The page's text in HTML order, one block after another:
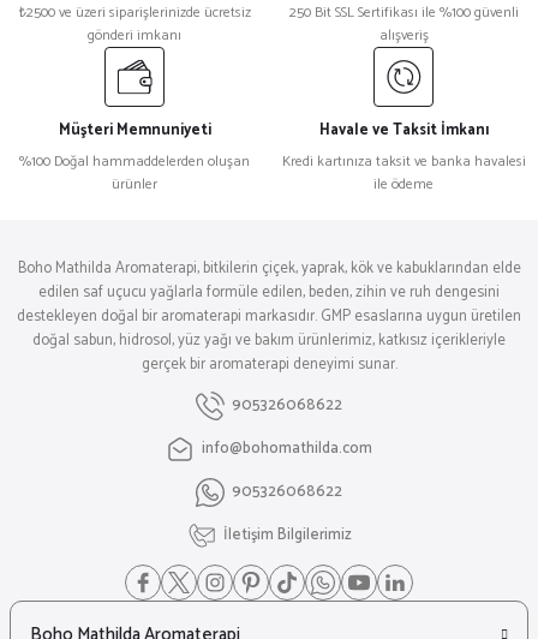
₺2500 ve üzeri siparişlerinizde ücretsiz
gönderi imkanı
250 Bit SSL Sertifikası ile %100 güvenli
alışveriş
Müşteri Memnuniyeti
%100 Doğal hammaddelerden oluşan
ürünler
Havale ve Taksit İmkanı
Kredi kartınıza taksit ve banka havalesi
ile ödeme
Boho Mathilda Aromaterapi, bitkilerin çiçek, yaprak, kök ve kabuklarından elde
edilen saf uçucu yağlarla formüle edilen, beden, zihin ve ruh dengesini
destekleyen doğal bir aromaterapi markasıdır. GMP esaslarına uygun üretilen
doğal sabun, hidrosol, yüz yağı ve bakım ürünlerimiz, katkısız içerikleriyle
gerçek bir aromaterapi deneyimi sunar.
905326068622
info@bohomathilda.com
905326068622
İletişim Bilgilerimiz